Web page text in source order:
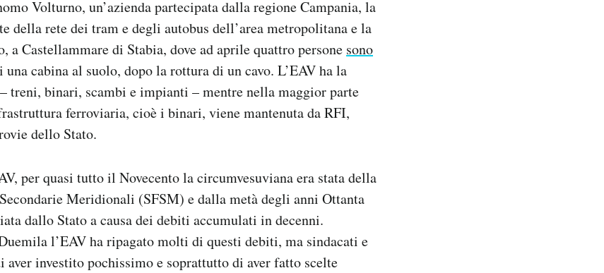
Volturno, un’azienda partecipata dalla regione Campania, la
della rete dei tram e degli autobus dell’area metropolitana e la
a Castellammare di Stabia, dove ad aprile quattro persone sono
una cabina al suolo, dopo la rottura di un cavo. L’EAV ha la
treni, binari, scambi e impianti – mentre nella maggior parte
ferroviaria, cioè i binari, viene mantenuta da RFI,
dello Stato.
per quasi tutto il Novecento la circumvesuviana era stata della
Meridionali (SFSM) e dalla metà degli anni Ottanta
dallo Stato a causa dei debiti accumulati in decenni.
l’EAV ha ripagato molti di questi debiti, ma sindacati e
aver investito pochissimo e soprattutto di aver fatto scelte